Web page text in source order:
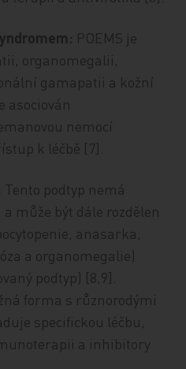
POEMS je
organomegalii,
gamapatii a kožní
asociován
nemocí
k léčbě [7].
Tento podtyp nemá
může být dále rozdělen
anasarka,
a organomegalie)
podtyp) [8,9].
forma s různorodými
specifickou léčbu,
a inhibitory